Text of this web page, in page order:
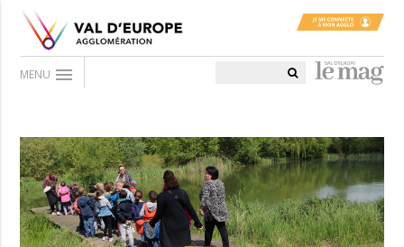
MENU menu